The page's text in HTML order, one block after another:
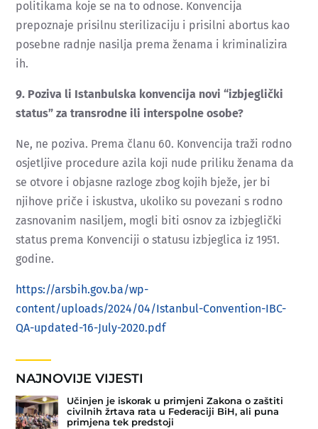
politikama koje se na to odnose. Konvencija
prepoznaje prisilnu sterilizaciju i prisilni abortus kao
posebne radnje nasilja prema ženama i kriminalizira
ih.
9. Poziva li Istanbulska konvencija novi “izbjeglički
status” za transrodne ili interspolne osobe?
Ne, ne poziva. Prema članu 60. Konvencija traži rodno
osjetljive procedure azila koji nude priliku ženama da
se otvore i objasne razloge zbog kojih bježe, jer bi
njihove priče i iskustva, ukoliko su povezani s rodno
zasnovanim nasiljem, mogli biti osnov za izbjeglički
status prema Konvenciji o statusu izbjeglica iz 1951.
godine.
https://arsbih.gov.ba/wp-
content/uploads/2024/04/Istanbul-Convention-IBC-
QA-updated-16-July-2020.pdf
NAJNOVIJE VIJESTI
Učinjen je iskorak u primjeni Zakona o zaštiti
civilnih žrtava rata u Federaciji BiH, ali puna
primjena tek predstoji